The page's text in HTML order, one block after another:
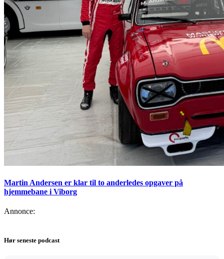
Martin Andersen er klar til to anderledes opgaver på
hjemmebane i Viborg
Annonce:
Hør seneste podcast